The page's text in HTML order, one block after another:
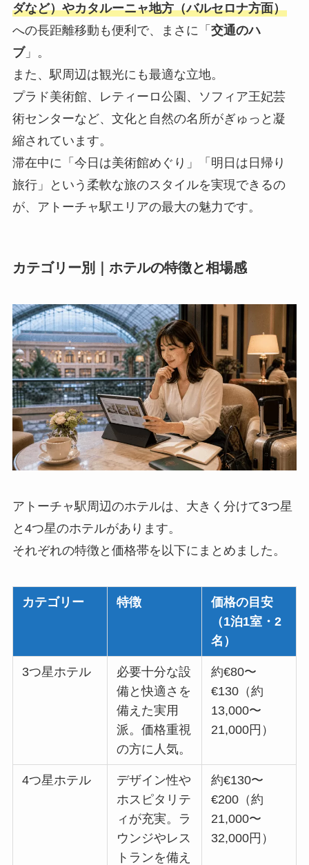
ダなど）やカタルーニャ地方（バルセロナ方面）
への長距離移動も便利で、まさに「 交通のハ
ブ」。
また、駅周辺は観光にも最適な立地。
プラド美術館、レティーロ公園、ソフィア王妃芸
術センターなど、文化と自然の名所がぎゅっと凝
縮されています。
滞在中に「今日は美術館めぐり」「明日は日帰り
旅行」という柔軟な旅のスタイルを実現できるの
が、アトーチャ駅エリアの最大の魅力です。
カテゴリー別｜ホテルの特徴と相場感
アトーチャ駅周辺のホテルは、大きく分けて3つ星
と4つ星のホテルがあります。
それぞれの特徴と価格帯を以下にまとめました。
カテゴリー 特徴
価格の目安
（1泊1室・2
名）
3つ星ホテル
必要十分な設
備と快適さを
備えた実用
派。価格重視
の方に人気。
約€80〜
€130（約
13,000〜
21,000円）
4つ星ホテル
デザイン性や
ホスピタリテ
ィが充実。ラ
ウンジやレス
トランを備え
約€130〜
€200（約
21,000〜
32,000円）